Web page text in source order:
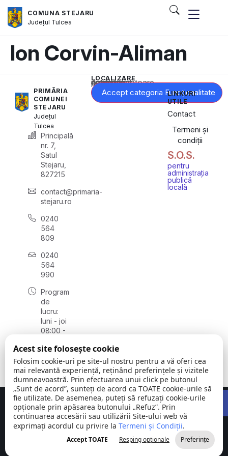
COMUNA STEJARU
Județul Tulcea
Ion Corvin-Aliman
PRIMĂRIA
COMUNEI
STEJARU
Județul
Tulcea
Principală
nr. 7,
Satul
Stejaru,
827215
contact@primaria-
stejaru.ro
0240
564
809
0240
564
990
Program
de
lucru:
luni - joi
08:00 -
vineri
08:00 -
14:00
LOCALIZARE
Acest conținut este blocat până când acceptați categoria corespunzătoare de cookie-uri.
Accept categoria Funcționalitate
LINKURI
UTILE
Contact
Termeni și
condiții
S.O.S.
pentru
administrația
publică
locală
Comuna
Stejaru |
județul Tulcea
©
2026
Toate
drepturile
rezervate
Concept realizat deBig Media Relații Publice SRL
Acest site folosește cookie
Folosim cookie-uri pe site-ul nostru pentru a vă oferi cea
mai relevantă experiență, reținând preferințele și vizitele
dumneavoastră. Prin efectuarea unui click pe butonul
„Sunt de acord”, sunteți de acord ca TOATE cookie-urile să
fie utilizate. De asemenea, puteți să refuzați cookie-urile
opționale prin apăsarea butonului „Refuz”. Prin
continuarea accesării sau utilizării Site-ului web vă
exprimați acordul cu privire la Termeni și Condiții.
Accept TOATE Resping opționale Preferințe